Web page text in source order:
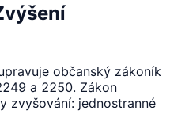
občanský zákoník
a 2250. Zákon
zvyšování: jednostranné